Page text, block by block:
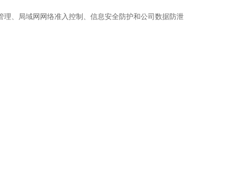
、局域网网络准入控制、信息安全防护和公司数据防泄